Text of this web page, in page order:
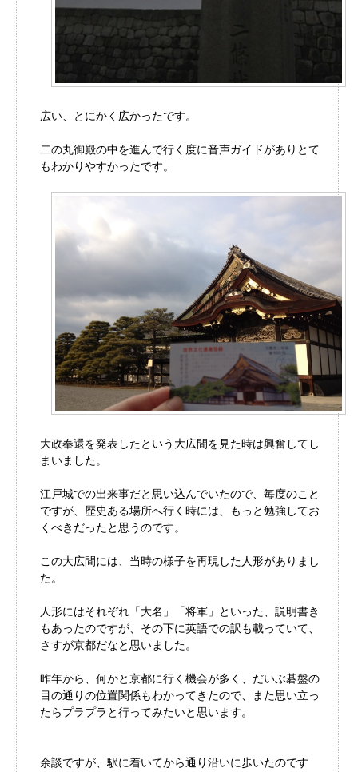
広い、とにかく広かったです。
二の丸御殿の中を進んで行く度に音声ガイドがありとて
もわかりやすかったです。
大政奉還を発表したという大広間を見た時は興奮してし
まいました。
江戸城での出来事だと思い込んでいたので、毎度のこと
ですが、歴史ある場所へ行く時には、もっと勉強してお
くべきだったと思うのです。
この大広間には、当時の様子を再現した人形がありまし
た。
人形にはそれぞれ「大名」「将軍」といった、説明書き
もあったのですが、その下に英語での訳も載っていて、
さすが京都だなと思いました。
昨年から、何かと京都に行く機会が多く、だいぶ碁盤の
目の通りの位置関係もわかってきたので、また思い立っ
たらプラプラと行ってみたいと思います。
余談ですが、駅に着いてから通り沿いに歩いたのです